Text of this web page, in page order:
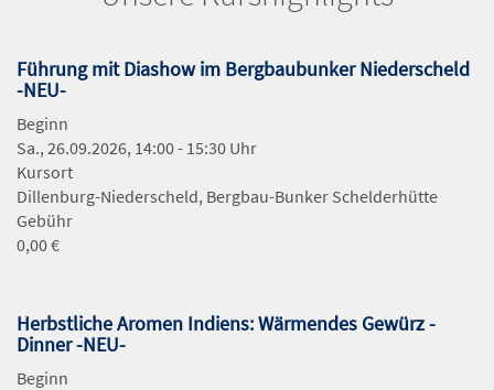
Führung mit Diashow im Bergbaubunker Niederscheld
-NEU-
Beginn
Sa., 26.09.2026, 14:00 - 15:30 Uhr
Kursort
Dillenburg-Niederscheld, Bergbau-Bunker Schelderhütte
Gebühr
0,00 €
Herbstliche Aromen Indiens: Wärmendes Gewürz -
Dinner -NEU-
Beginn